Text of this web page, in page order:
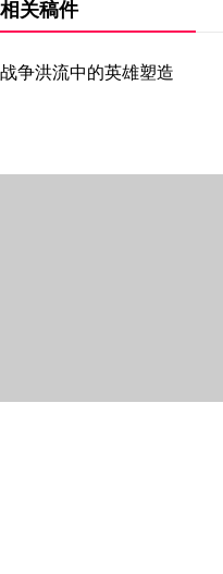
相关稿件
战争洪流中的英雄塑造